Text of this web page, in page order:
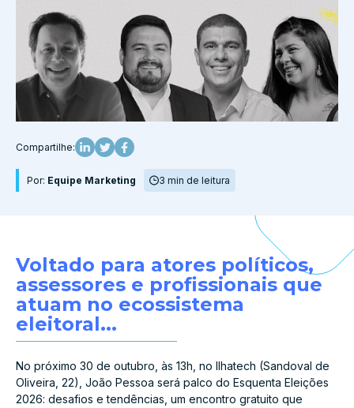
Compartilhe:
Por: Equipe Marketing 3 min de leitura
Voltado para atores políticos,
assessores e profissionais que
atuam no ecossistema
eleitoral...
No próximo 30 de outubro, às 13h, no Ilhatech (Sandoval de
Oliveira, 22), João Pessoa será palco do Esquenta Eleições
2026: desafios e tendências, um encontro gratuito que